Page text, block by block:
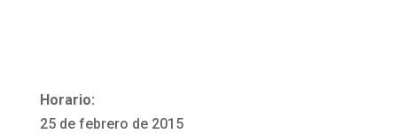
Horario:
25 de febrero de 2015